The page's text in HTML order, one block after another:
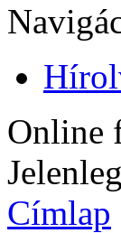
Online
Jelenleg
Címlap